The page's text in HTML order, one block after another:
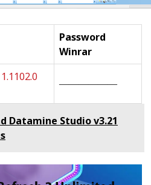
Password
Winrar
——————
Datamine Studio v3.21